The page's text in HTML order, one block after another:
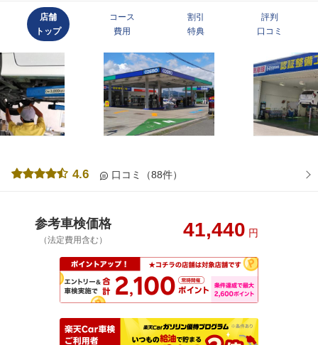
店舗
トップ
コース
費用
割引
特典
評判
口コミ
4.6 口コミ（88件）
参考車検価格
（法定費用含む） 41,440 円